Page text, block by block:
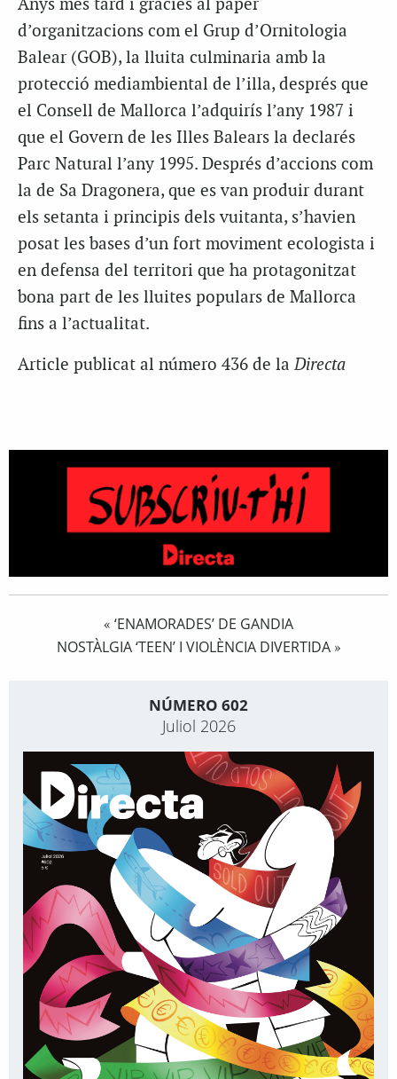
Anys més tard i gràcies al paper
d’organitzacions com el Grup d’Ornitologia
Balear (GOB), la lluita culminaria amb la
protecció mediambiental de l’illa, després que
el Consell de Mallorca l’adquirís l’any 1987 i
que el Govern de les Illes Balears la declarés
Parc Natural l’any 1995. Després d’accions com
la de Sa Dragonera, que es van produir durant
els setanta i principis dels vuitanta, s’havien
posat les bases d’un fort moviment ecologista i
en defensa del territori que ha protagonitzat
bona part de les lluites populars de Mallorca
fins a l’actualitat.
Article publicat al número 436 de laDirecta
« ‘ENAMORADES’ DE GANDIA
NOSTÀLGIA ‘TEEN’ I VIOLÈNCIA DIVERTIDA»
NÚMERO 602
Juliol 2026